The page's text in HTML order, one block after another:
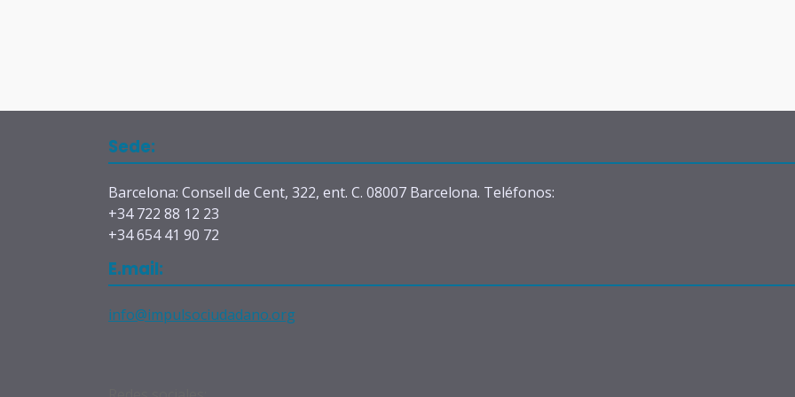
Sede:
Barcelona: Consell de Cent, 322, ent. C. 08007 Barcelona. Teléfonos:
+34 722 88 12 23
+34 654 41 90 72
E.mail:
info@impulsociudadano.org